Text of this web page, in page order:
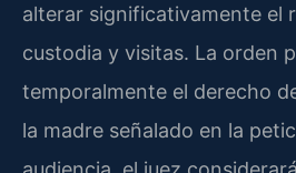
alterar significativamente el
custodia y visitas. La orden
temporalmente el derecho
la madre señalado en la